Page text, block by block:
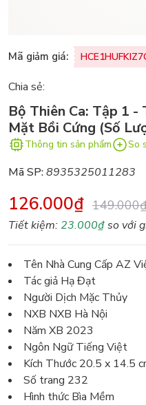
Mã giảm giá:
Chia sẻ:
Bộ Thiên Ca: Tập 1 -
Mặt Bồi Cứng (Số
Thông tin sản phẩm So
Mã SP:8935325011283
126.000₫
Tiết kiệm: 23.000₫so với
Tên Nhà Cung Cấp AZ
Tác giả Hạ Đạt
Người Dịch Mặc Thủy
NXB NXB Hà Nội
Năm XB 2023
Ngôn Ngữ Tiếng Việt
Kích Thước 20.5 x 14.5
Số trang 232
Hình thức Bìa Mềm